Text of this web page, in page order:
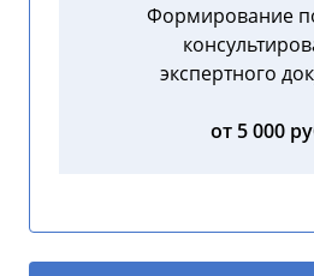
Формирование
экспертного
от 5 000